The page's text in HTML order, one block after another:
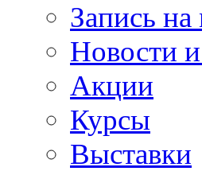
Запись
Новости
Акции
Курсы
Выставки